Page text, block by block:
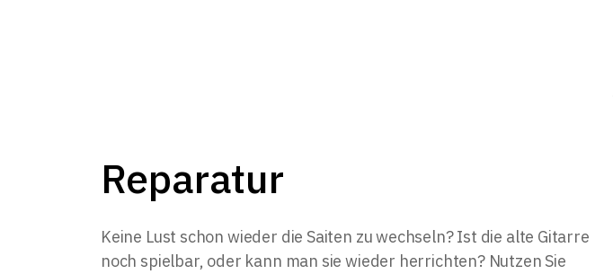
Reparatur
Keine Lust schon wieder die Saiten zu wechseln? Ist die alte Gitarre
noch spielbar, oder kann man sie wieder herrichten? Nutzen Sie